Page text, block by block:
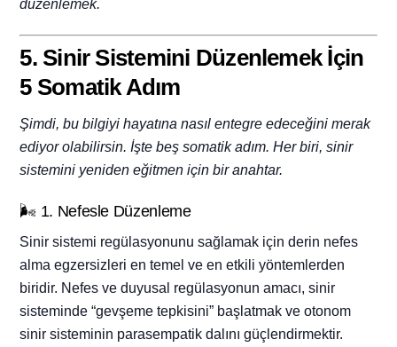
düzenlemek.
5. Sinir Sistemini Düzenlemek İçin
5 Somatik Adım
Şimdi, bu bilgiyi hayatına nasıl entegre edeceğini merak
ediyor olabilirsin. İşte beş somatik adım. Her biri, sinir
sistemini yeniden eğitmen için bir anahtar.
🌬️ 1. Nefesle Düzenleme
Sinir sistemi regülasyonunu sağlamak için derin nefes
alma egzersizleri en temel ve en etkili yöntemlerden
biridir. Nefes ve duyusal regülasyonun amacı, sinir
sisteminde “gevşeme tepkisini” başlatmak ve otonom
sinir sisteminin parasempatik dalını güçlendirmektir.